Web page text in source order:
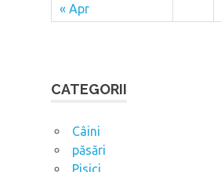
« Apr
CATEGORII
Câini
păsări
Pisici